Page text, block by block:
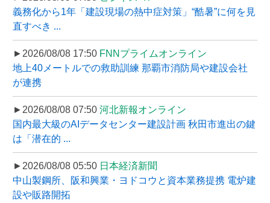
義務化から1年「建設現場の熱中症対策」“酷暑”に何を見
直すべき ...
►2026/08/08 17:50 FNNプライムオンライン
地上40メートルでの救助訓練 那覇市消防局や建設会社
が連携
►2026/08/08 07:50 河北新報オンライン
国内最大級のAIデータセンター建設計画 秋田市進出の鍵
は「潜在的 ...
►2026/08/08 05:50 日本経済新聞
中山製鋼所、阪和興業・ヨドコウと資本業務提携 電炉建
設や販路開拓